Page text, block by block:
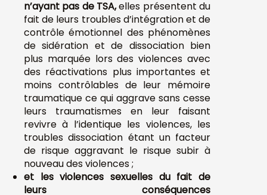
n’ayant pas de TSA,elles présentent du
fait de leurs troubles d’intégration et de
contrôle émotionnel des phénomènes
de sidération et de dissociation bien
plus marquée lors des violences avec
des réactivations plus importantes et
moins contrôlables de leur mémoire
traumatique ce qui aggrave sans cesse
leurs traumatismes en leur faisant
revivre à l’identique les violences, les
troubles dissociation étant un facteur
de risque aggravant le risque subir à
nouveau des violences ;
et les violences sexuelles du fait de
leurs conséquences